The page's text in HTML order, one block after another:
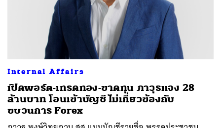
Internal Affairs
เปิดพอร์ต-เทรดทอง-ขาดทุน ภาวุธแจง 28
ล้านบาท โอนเข้าบัญชี ไม่เกี่ยวข้องกับ
ขบวนการ Forex